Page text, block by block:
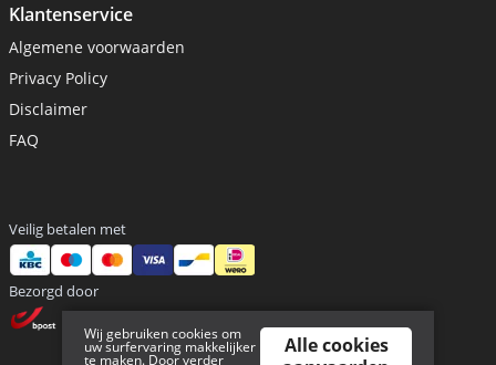
Klantenservice
Algemene voorwaarden
Privacy Policy
Disclaimer
FAQ
Veilig betalen met
Bezorgd door
Wij gebruiken cookies om
uw surfervaring makkelijker
te maken. Door verder
Alle cookies